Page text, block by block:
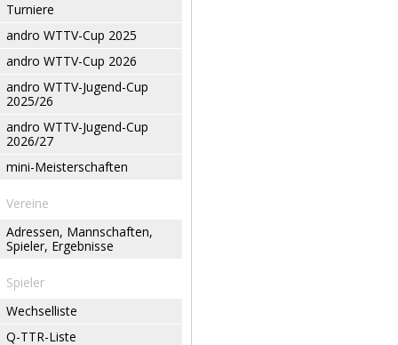
Turniere
andro WTTV-Cup 2025
andro WTTV-Cup 2026
andro WTTV-Jugend-Cup
2025/26
andro WTTV-Jugend-Cup
2026/27
mini-Meisterschaften
Vereine
Adressen, Mannschaften,
Spieler, Ergebnisse
Spieler
Wechselliste
Q-TTR-Liste